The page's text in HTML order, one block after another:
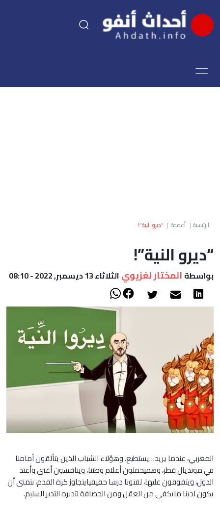
اقتصاد
الصحراء
الرئيسية| أعمدة | “ديرو النية”!
“ديرو النية”!
بواسطة المختار لغزيوي الثلاثاء 13 ديسمبر, 2022 - 08:10
المغربي، عندما يريد…يستطيع. وهؤلاء الشباب الذين يتألقون أمامنا
في مونديال قطر، وهميحملون أعلام وطننا، وينافسون أغنى وأعتد
الدول، ويتفوقون عليها، لقنونا درسا حقيقيايتجاوز كرة القدم، نتمنى أن
يكون لدينا مايكفي من العقل ومن الحصافة لتدبره التدبر السليم.